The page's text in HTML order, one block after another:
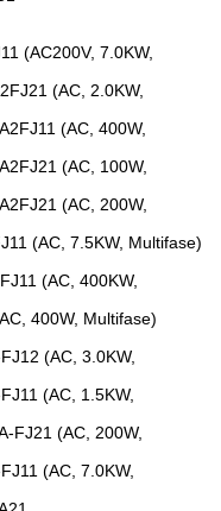
(AC200V, 7.0KW,
(AC, 2.0KW,
(AC, 400W,
(AC, 100W,
(AC, 200W,
(AC, 7.5KW, Multifase)
(AC, 400KW,
400W, Multifase)
(AC, 3.0KW,
(AC, 1.5KW,
FJ21 (AC, 200W,
(AC, 7.0KW,